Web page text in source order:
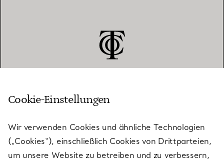
KUNDENSERVICE
SERVICES
Cookie-Einstellungen
Wir verwenden Cookies und ähnliche Technologien
(„Cookies“), einschließlich Cookies von Drittparteien,
um unsere Website zu betreiben und zu verbessern,